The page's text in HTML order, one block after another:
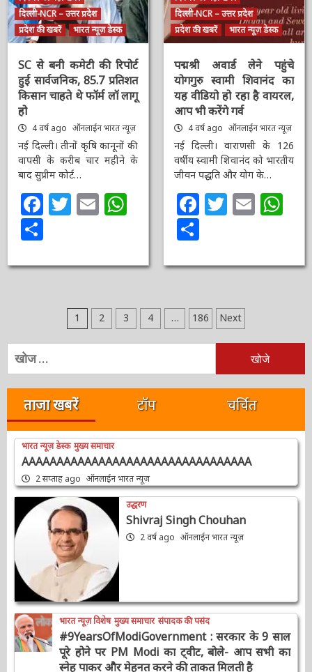
दिल्ली-NCR – उत्तर प्रदेश
प्रदेश की खबरें
भारत न्यूज़ डेस्क
SC से बनी कमेटी की रिपोर्ट
हुई सार्वजनिक, 85.7
प्रतिशत किसान चाहते थे
फॉर्म लॉ लागू हो
4 वर्ष ago ऑनलाईन भारत
नई दिल्ली। तीनों कृषि कानूनों
की वापसी के करीब चार महीने
के बाद सुप्रीम कोर्ट…
Facebook
Twitter
EmailWhatsApp
दिल्ली-NCR – उत्तर प्रदेश
प्रदेश की खबरें
भारत न्यूज़ डेस्क
पद्मश्री अवार्ड लेने पहुंचे
योगगुरु स्वामी शिवानंद का
यह वीडियो हो रहा है
वायरल, आप भी करेंगे गर्व
4 वर्ष ago
ऑनलाईन भारत
नई दिल्ली। वाराणसी के 126
वर्षीय स्वामी शिवानंद को
भारतीय जीवन पद्धति और योग
के…
Facebook
Posts
pagination
186 Next
निम्न
को
खोजें:
ताजा खबरें टॉप चर्चित
भारत न्यूज़ डेस्क मुख्य समाचार
AAAAAAAAAAAAAAAAAAAAAAAAAAAAAAAAA
2 सप्ताह ago ऑनलाईन भारत न्यूज़
उद्धरण
Shivraj Singh Chouhan
2 वर्ष ago ऑनलाईन भारत न्यूज़
भारत न्यूज़ विशेष मुख्य समाचार संपादक की पसंद
#9YearsOfModiGovernment : सरकार के 9
साल पूरे होने पर PM Modi का ट्वीट, बोले- आप सभी
का स्नेह पाकर और मेहनत करने की ताकत मिलती है